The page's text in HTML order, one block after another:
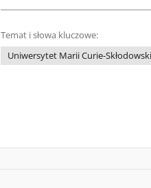
Temat i słowa kluczowe:
Uniwersytet Marii Curie-